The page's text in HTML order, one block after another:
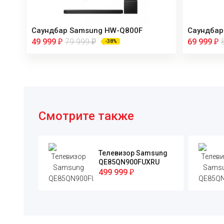
Саундбар Samsung HW-Q800F
49 999 ₽ 79 999₽ -38% 69 999₽
Смотрите также
Телевизор Samsung
QE85QN900FUXRU
499 999 ₽